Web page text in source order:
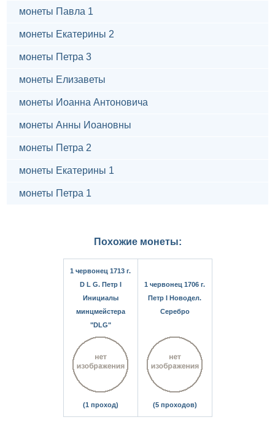
монеты Павла 1
монеты Екатерины 2
монеты Петра 3
монеты Елизаветы
монеты Иоанна Антоновича
монеты Анны Иоановны
монеты Петра 2
монеты Екатерины 1
монеты Петра 1
Похожие монеты:
1 червонец 1713 г.
D L G. Петр I
Инициалы
минцмейстера
"DLG"
(1 проход)
1 червонец 1706 г.
Петр I Новодел.
Серебро
(5 проходов)